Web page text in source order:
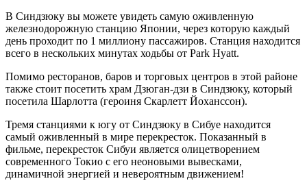
В Синдзюку вы можете увидеть самую оживленную
железнодорожную станцию Японии, через которую каждый
день проходит по 1 миллиону пассажиров. Станция находится
всего в нескольких минутах ходьбы от Park Hyatt.
Помимо ресторанов, баров и торговых центров в этой районе
также стоит посетить храм Дзюган-дзи в Синдзюку, который
посетила Шарлотта (героиня Скарлетт Йоханссон).
Тремя станциями к югу от Синдзюку в Сибуе находится
самый оживленный в мире перекресток. Показанный в
фильме, перекресток Сибуи является олицетворением
современного Токио с его неоновыми вывесками,
динамичной энергией и невероятным движением!